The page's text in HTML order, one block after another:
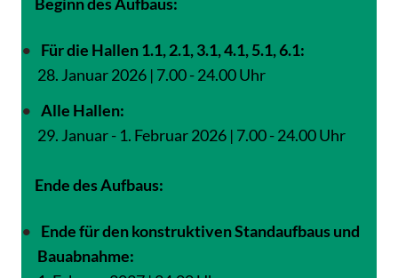
Für die Hallen 1.1, 2.1, 3.1, 4.1, 5.1, 6.1:
28. Januar 2026 | 7.00 - 24.00 Uhr
Alle Hallen:
29. Januar - 1. Februar 2026 | 7.00 - 24.00 Uhr
Ende des Aufbaus:
Ende für den konstruktiven Standaufbaus und
Bauabnahme: